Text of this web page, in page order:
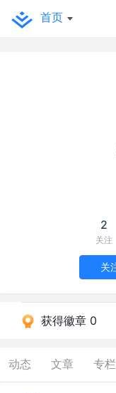
首页
2
关注
关
获得徽章 0
动态 文章 专栏